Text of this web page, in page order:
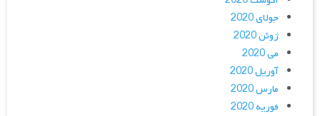
جولای 2020
ژوئن 2020
می 2020
آوریل 2020
مارس 2020
فوریه 2020